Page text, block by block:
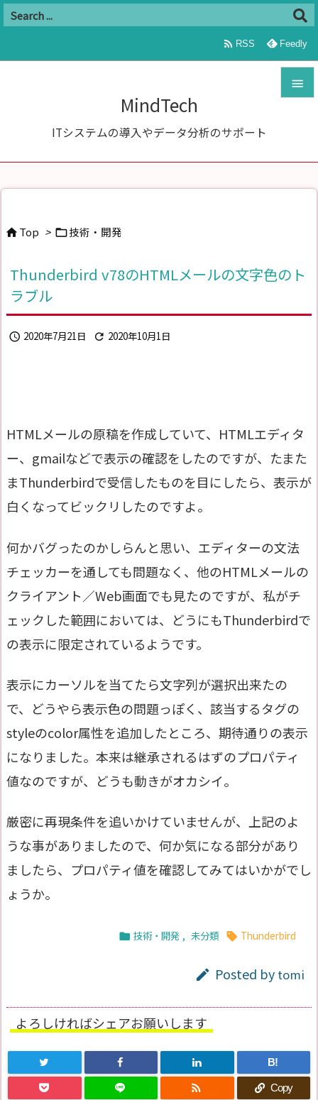
MindTech
ITシステムの導入やデータ分析のサポート



 RSS Feedly
 Top > 技術・開発
Thunderbird v78のHTMLメールの文字色のト
ラブル
 2020年7月21日  2020年10月1日
HTMLメールの原稿を作成していて、HTMLエディタ
ー、gmailなどで表示の確認をしたのですが、たまた
まThunderbirdで受信したものを目にしたら、表示が
白くなってビックリしたのですよ。
何かバグったのかしらんと思い、エディターの文法
チェッカーを通しても問題なく、他のHTMLメールの
クライアント／Web画面でも見たのですが、私がチ
ェックした範囲においては、どうにもThunderbirdで
の表示に限定されているようです。
表示にカーソルを当てたら文字列が選択出来たの
で、どうやら表示色の問題っぽく、該当するタグの
styleのcolor属性を追加したところ、期待通りの表示
になりました。本来は継承されるはずのプロパティ
値なのですが、どうも動きがオカシイ。
厳密に再現条件を追いかけていませんが、上記のよ
うな事がありましたので、何か気になる部分があり
ましたら、プロパティ値を確認してみてはいかがでし
ょうか。
 技術・開発 , 未分類  Thunderbird
 Posted by tomi
よろしければシェアお願いします
B!
 Copy